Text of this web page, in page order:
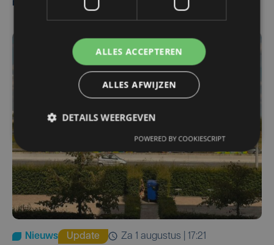
maandenlange coma overleden
Nieuws Update
za 1 augustus | 17:21
ALLES ACCEPTEREN
ALLES AFWIJZEN
DETAILS WEERGEVEN
POWERED BY COOKIESCRIPT